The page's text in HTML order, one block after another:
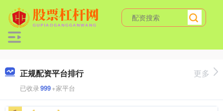
正规配资平台排行
已收录999+家平台
更多